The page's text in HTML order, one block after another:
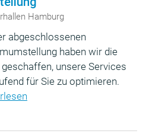
Hamburg
abgeschlossenen
haben wir die
unsere Services
für Sie zu optimieren.